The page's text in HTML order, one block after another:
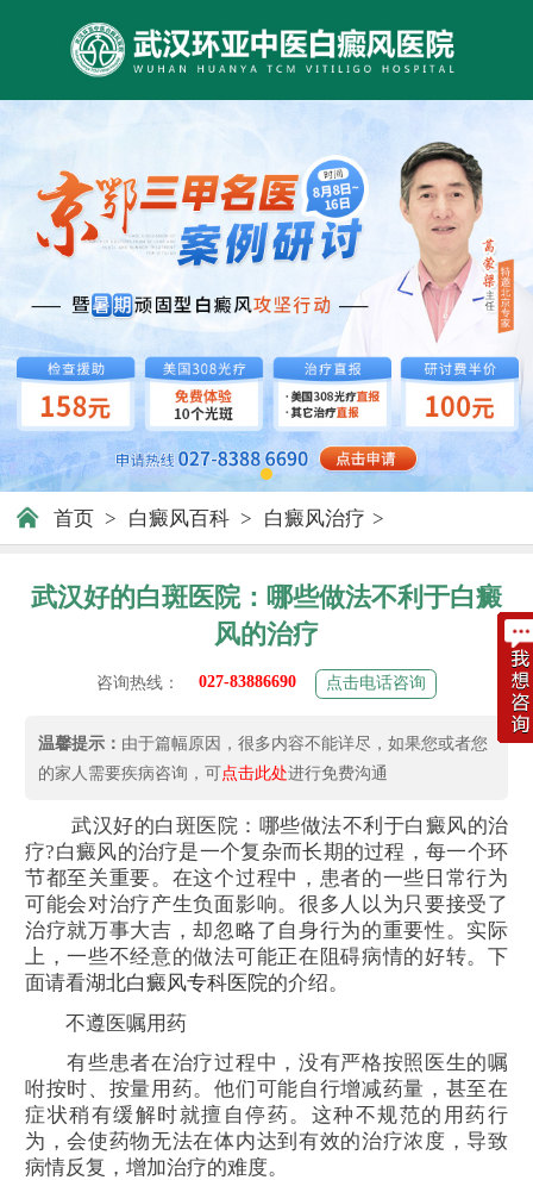
首页 > 白癜风百科 > 白癜风治疗 >
武汉好的白斑医院：哪些做法不利于白癜
风的治疗
咨询热线： 027-83886690 点击电话咨询
温馨提示： 由于篇幅原因，很多内容不能详尽，如果您或者您
的家人需要疾病咨询，可点击此处进行免费沟通
武汉好的白斑医院：哪些做法不利于白癜风的治
疗?白癜风的治疗是一个复杂而长期的过程，每一个环
节都至关重要。在这个过程中，患者的一些日常行为
可能会对治疗产生负面影响。很多人以为只要接受了
治疗就万事大吉，却忽略了自身行为的重要性。实际
上，一些不经意的做法可能正在阻碍病情的好转。下
面请看湖北白癜风专科医院的介绍。
不遵医嘱用药
有些患者在治疗过程中，没有严格按照医生的嘱
咐按时、按量用药。他们可能自行增减药量，甚至在
症状稍有缓解时就擅自停药。这种不规范的用药行
为，会使药物无法在体内达到有效的治疗浓度，导致
病情反复，增加治疗的难度。